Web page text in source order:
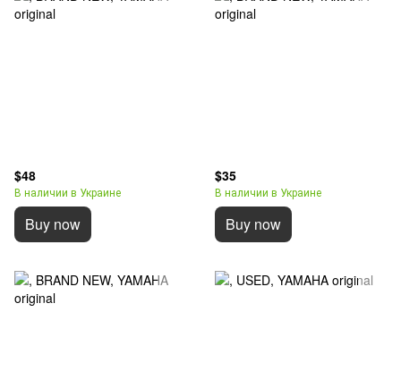
$48
В наличии в Украине
Buy now
$35
В наличии в Украине
Buy now